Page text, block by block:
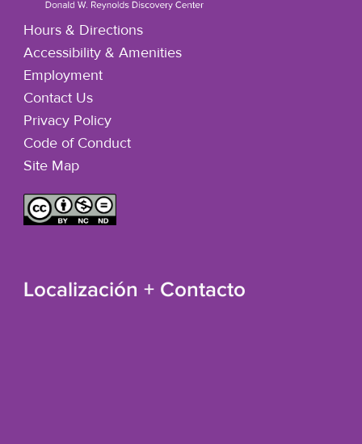
Hours & Directions
Accessibility & Amenities
Employment
Contact Us
Privacy Policy
Code of Conduct
Site Map
Localización + Contacto